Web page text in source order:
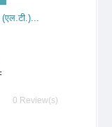
(एल.टी.)...
0 Review(s)